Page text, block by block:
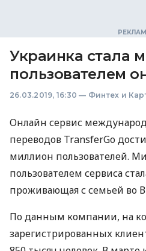
Украинка стала
пользователем
26.03.2019, 16:30 — Финтех и
Онлайн сервис
переводов TransferGo
миллион пользователей.
пользователем сервиса
проживающая с семьей во
По данным компании, на
зарегистрированных